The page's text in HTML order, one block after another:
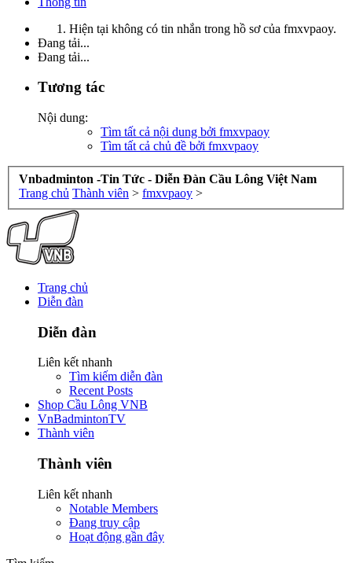
Hiện tại không có tin nhắn trong hồ sơ của fmxvpaoy.
Đang tải...
Đang tải...
Tương tác
Nội dung:
Tìm tất cả nội dung bởi fmxvpaoy
Tìm tất cả chủ đề bởi fmxvpaoy
Vnbadminton -Tin Tức - Diễn Đàn Cầu Lông Việt Nam
Trang chủ Thành viên > fmxvpaoy >
Trang chủ
Diễn đàn
Diễn đàn
Liên kết nhanh
Tìm kiếm diễn đàn
Recent Posts
Shop Cầu Lông VNB
VnBadmintonTV
Thành viên
Thành viên
Liên kết nhanh
Notable Members
Đang truy cập
Hoạt động gần đây